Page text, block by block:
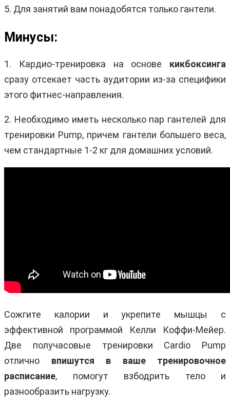
5. Для занятий вам понадобятся только гантели.
Минусы:
1. Кардио-тренировка на основе кикбоксинга
сразу отсекает часть аудитории из-за специфики
этого фитнес-направления.
2. Необходимо иметь несколько пар гантелей для
тренировки Pump, причем гантели большего веса,
чем стандартные 1-2 кг для домашних условий.
Сожгите калории и укрепите мышцы с
эффективной программой Келли Коффи-Мейер.
Две получасовые тренировки Cardio Pump
отлично впишутся в ваше тренировочное
расписание, помогут взбодрить тело и
разнообразить нагрузку.